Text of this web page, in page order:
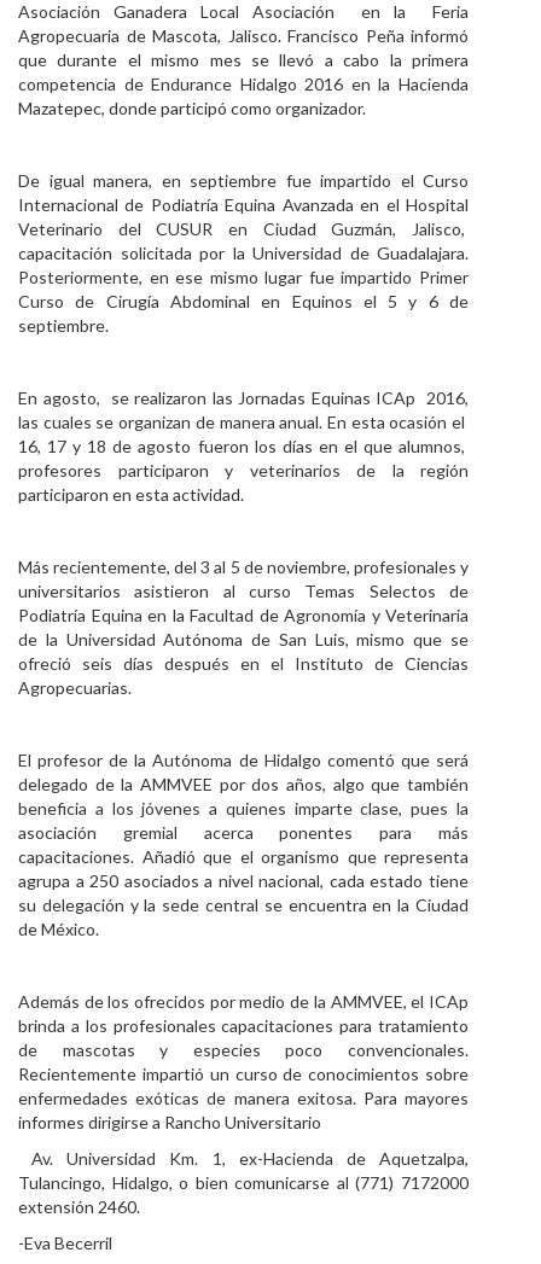
Asociación Ganadera Local Asociación en la Feria
Agropecuaria de Mascota, Jalisco. Francisco Peña informó
que durante el mismo mes se llevó a cabo la primera
competencia de Endurance Hidalgo 2016 en la Hacienda
Mazatepec, donde participó como organizador.
De igual manera, en septiembre fue impartido el Curso
Internacional de Podiatría Equina Avanzada en el Hospital
Veterinario del CUSUR en Ciudad Guzmán, Jalisco,
capacitación solicitada por la Universidad de Guadalajara.
Posteriormente, en ese mismo lugar fue impartido Primer
Curso de Cirugía Abdominal en Equinos el 5 y 6 de
septiembre.
En agosto, se realizaron las Jornadas Equinas ICAp 2016,
las cuales se organizan de manera anual. En esta ocasión el
16, 17 y 18 de agosto fueron los días en el que alumnos,
profesores participaron y veterinarios de la región
participaron en esta actividad.
Más recientemente, del 3 al 5 de noviembre, profesionales y
universitarios asistieron al curso Temas Selectos de
Podiatría Equina en la Facultad de Agronomía y Veterinaria
de la Universidad Autónoma de San Luis, mismo que se
ofreció seis días después en el Instituto de Ciencias
Agropecuarias.
El profesor de la Autónoma de Hidalgo comentó que será
delegado de la AMMVEE por dos años, algo que también
beneficia a los jóvenes a quienes imparte clase, pues la
asociación gremial acerca ponentes para más
capacitaciones. Añadió que el organismo que representa
agrupa a 250 asociados a nivel nacional, cada estado tiene
su delegación y la sede central se encuentra en la Ciudad
de México.
Además de los ofrecidos por medio de la AMMVEE, el ICAp
brinda a los profesionales capacitaciones para tratamiento
de mascotas y especies poco convencionales.
Recientemente impartió un curso de conocimientos sobre
enfermedades exóticas de manera exitosa. Para mayores
informes dirigirse a Rancho Universitario
Av. Universidad Km. 1, ex-Hacienda de Aquetzalpa,
Tulancingo, Hidalgo, o bien comunicarse al (771) 7172000
extensión 2460.
-Eva Becerril